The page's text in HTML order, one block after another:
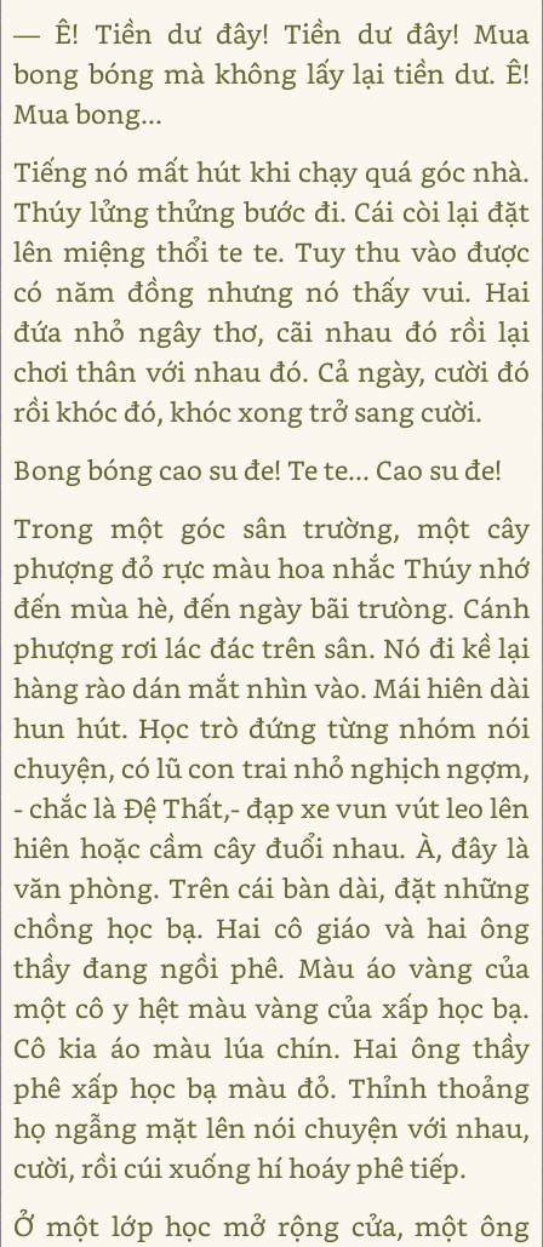
— Ê! Tiền dư đây! Tiền dư đây! Mua
bong bóng mà không lấy lại tiền dư. Ê!
Mua bong...
Tiếng nó mất hút khi chạy quá góc nhà.
Thúy lửng thửng bước đi. Cái còi lại đặt
lên miệng thổi te te. Tuy thu vào được
có năm đồng nhưng nó thấy vui. Hai
đứa nhỏ ngây thơ, cãi nhau đó rồi lại
chơi thân với nhau đó. Cả ngày, cười đó
rồi khóc đó, khóc xong trở sang cười.
Bong bóng cao su đe! Te te... Cao su đe!
Trong một góc sân trường, một cây
phượng đỏ rực màu hoa nhắc Thúy nhớ
đến mùa hè, đến ngày bãi trưòng. Cánh
phượng rơi lác đác trên sân. Nó đi kề lại
hàng rào dán mắt nhìn vào. Mái hiên dài
hun hút. Học trò đứng từng nhóm nói
chuyện, có lũ con trai nhỏ nghịch ngợm,
- chắc là Đệ Thất,- đạp xe vun vút leo lên
hiên hoặc cầm cây đuổi nhau. À, đây là
văn phòng. Trên cái bàn dài, đặt những
chồng học bạ. Hai cô giáo và hai ông
thầy đang ngồi phê. Màu áo vàng của
một cô y hệt màu vàng của xấp học bạ.
Cô kia áo màu lúa chín. Hai ông thầy
phê xấp học bạ màu đỏ. Thỉnh thoảng
họ ngẫng mặt lên nói chuyện với nhau,
cười, rồi cúi xuống hí hoáy phê tiếp.
Ở một lớp học mở rộng cửa, một ông